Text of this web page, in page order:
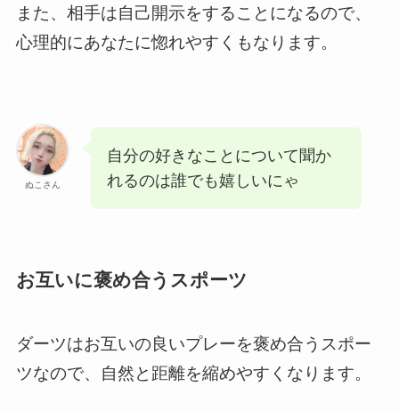
また、相手は自己開示をすることになるので、
心理的にあなたに惚れやすくもなります。
ぬこさん
自分の好きなことについて聞か
れるのは誰でも嬉しいにゃ
お互いに褒め合うスポーツ
ダーツはお互いの良いプレーを褒め合うスポー
ツなので、自然と距離を縮めやすくなります。